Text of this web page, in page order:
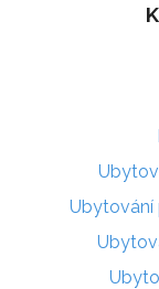
Ubytování